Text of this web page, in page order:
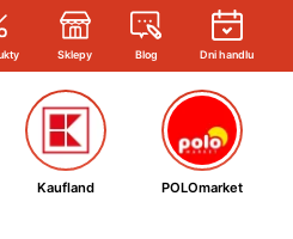
Sklepy Blog Dni handlu
Kaufland POLOmarket